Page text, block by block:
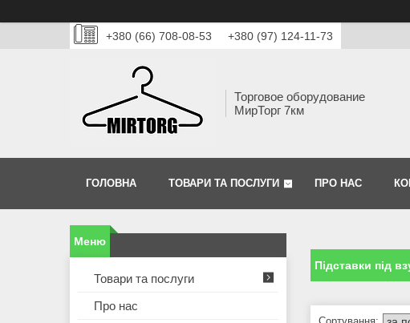
+380 (66) 708-08-53 +380 (97) 124-11-73
Торговое оборудование
МирТорг 7км
ГОЛОВНА ТОВАРИ ТА ПОСЛУГИ ПРО НАС
Підставки під
Товари та послуги
Про нас